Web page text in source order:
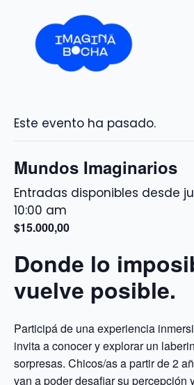
contenido
Este evento ha pasado.
Mundos Imaginarios
10:00 am
$15.000,00
Donde lo
vuelve posible.
Participá de una experiencia
invita a conocer y explorar un
sorpresas. Chicos/as a partir de 2
van a poder desafiar su percepción